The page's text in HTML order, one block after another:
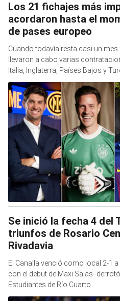
Los 21 fichajes más
acordaron hasta el
de pases europeo
Cuando todavía resta casi un
llevaron a cabo varias
Italia, Inglaterra, Países Bajos y
Se inició la fecha 4 del
triunfos de Rosario
Rivadavia
El Canalla venció como local 2-1
con el debut de Maxi Salas-
Estudiantes de Río Cuarto